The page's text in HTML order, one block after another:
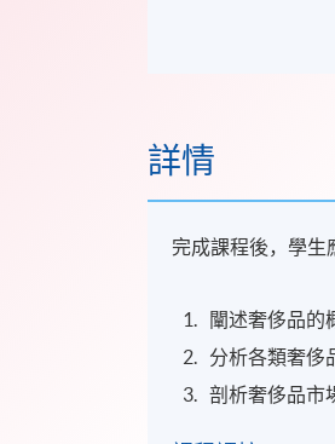
詳情
完成課程後，學生
闡述奢侈品的
分析各類奢侈
剖析奢侈品市